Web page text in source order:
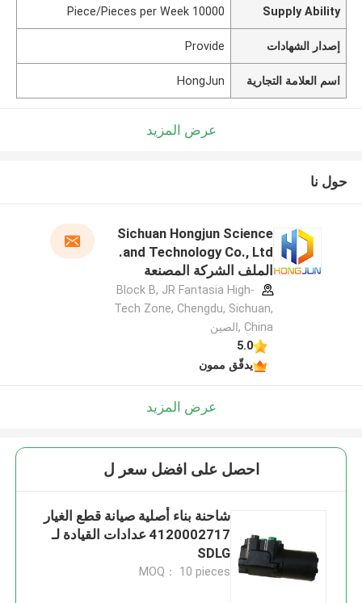
Supply Ability
10000 Piece/Pieces per Week
إصدار الشهادات Provide
اسم العلامة التجارية HongJun
عرض المزيد
حول نا
Sichuan Hongjun Science
and Technology Co., Ltd.
الملف الشركة المصنعة
Block B, JR Fantasia High-
Tech Zone, Chengdu, Sichuan,
China ,الصين
5.0
يدقّق ممون
عرض المزيد
احصل على افضل سعر ل
شاحنة بناء أصلية صيانة قطع الغيار
4120002717 عدادات القيادة لـ
SDLG
MOQ： 10 pieces